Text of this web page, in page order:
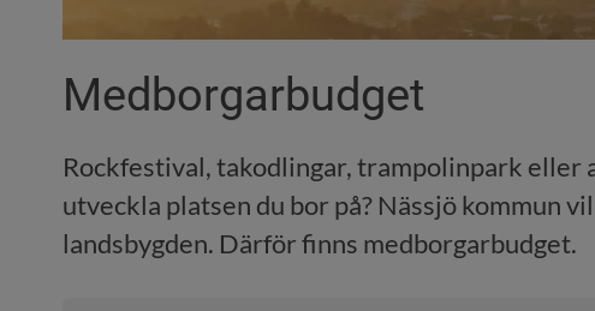
Medborgarbudget
Rockfestival, takodlingar, trampolinpark eller
utveckla platsen du bor på? Nässjö kommun
landsbygden. Därför finns medborgarbudget.